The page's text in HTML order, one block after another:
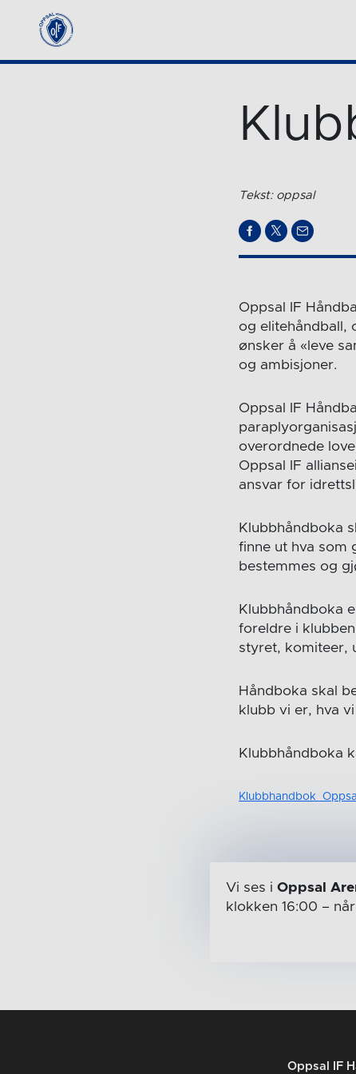
Tekst: oppsal
Oppsal IF
og elitehåndball,
ønsker å «leve
og ambisjoner.
Oppsal IF
overordnede
Oppsal IF
ansvar for
Klubbhåndboka
finne ut hva som
bestemmes og
Klubbhåndboka
foreldre i
styret, komiteer,
Håndboka skal
klubb vi er, hva
Klubbhåndboka
Vi ses i Oppsal
klokken 16:00 – når
Oppsal IF